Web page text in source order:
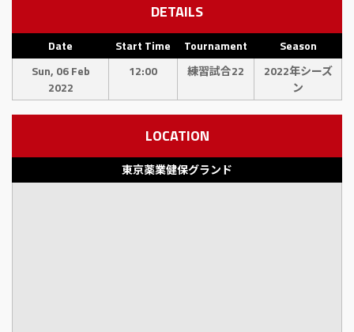
DETAILS
Date Start Time Tournament
Season
Sun, 06 Feb
2022
12:00 練習試合22
2022年シーズ
ン
LOCATION
東京薬業健保グランド